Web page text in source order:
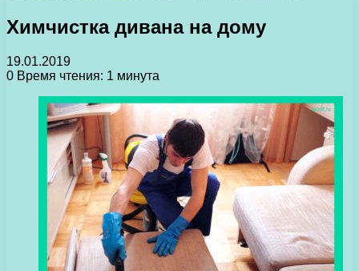
Химчистка дивана на дому
19.01.2019
0 Время чтения: 1 минута